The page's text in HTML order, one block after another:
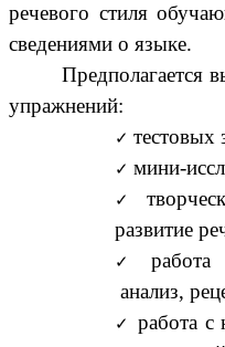
речевого стиля
сведениями о языке.
Предполагается
упражнений:
тестовых
мини-
развитие
работа
анализ,
работа с